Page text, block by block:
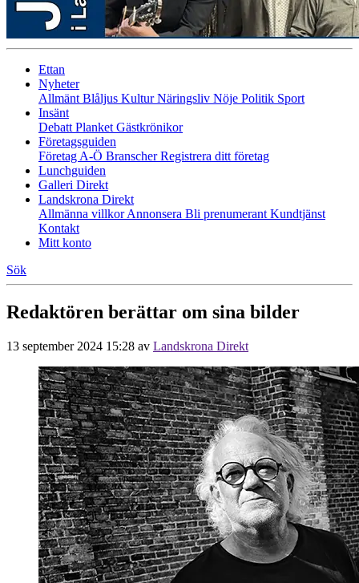
Ettan
Nyheter
Allmänt Blåljus KulturNäringsliv Nöje Politik Sport
Insänt
Debatt Planket Gästkrönikor
Företagsguiden
Företag A-Ö BranscherRegistrera ditt företag
Lunchguiden
Galleri Direkt
Landskrona Direkt
Allmänna villkorAnnonsera Bli prenumerant Kundtjänst
Kontakt
Mitt konto
Sök
Redaktören berättar om sina bilder
13 september 2024 15:28 av Landskrona Direkt